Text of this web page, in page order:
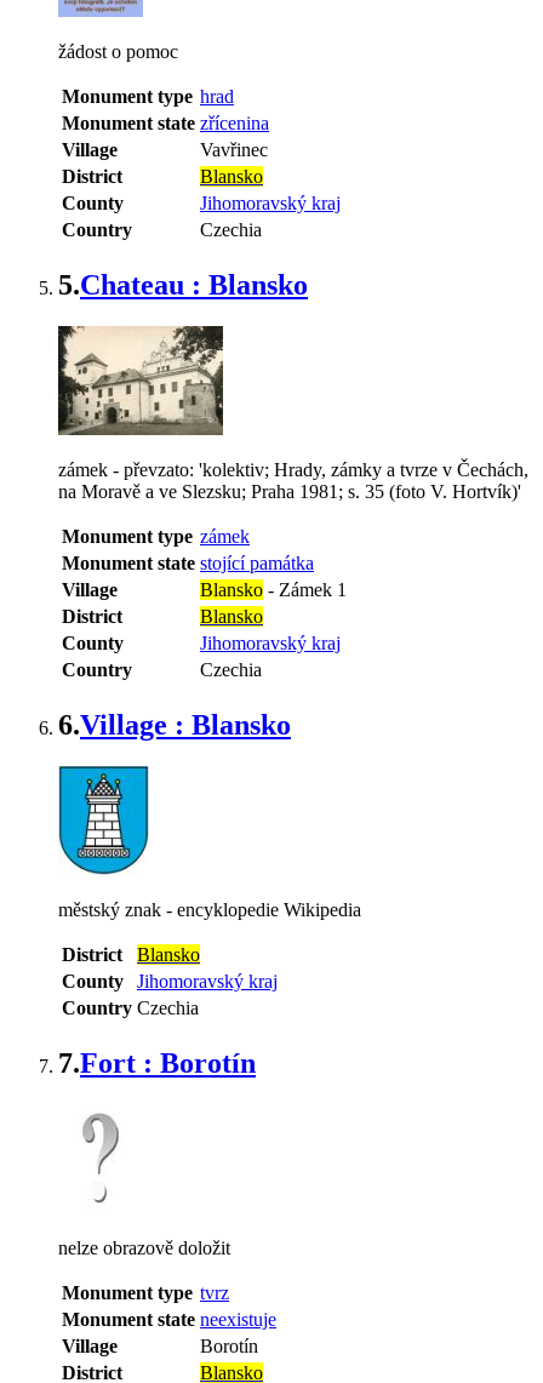
žádost o pomoc
Monument type hrad
Monument state zřícenina
Village
Vavřinec
District
Blansko
County
Jihomoravský kraj
Country
Czechia
5.Chateau : Blansko
zámek - převzato: 'kolektiv; Hrady, zámky a tvrze v Čechách,
na Moravě a ve Slezsku; Praha 1981; s. 35 (foto V. Hortvík)'
Monument type zámek
Monument state stojící památka
Village
Blansko - Zámek 1
District
Blansko
County
Jihomoravský kraj
Country
Czechia
6.Village : Blansko
městský znak - encyklopedie Wikipedia
District
Blansko
County
Jihomoravský kraj
Country Czechia
7.Fort : Borotín
nelze obrazově doložit
Monument type tvrz
Monument state neexistuje
Village
Borotín
District
Blansko